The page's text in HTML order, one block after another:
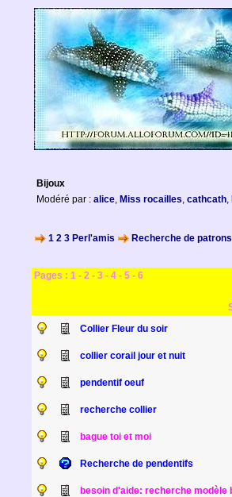
Bijoux
Modéré par : alice, Miss rocailles, cathcath,
1 2 3 Perl'amis Recherche de
Pages : 1- 2- 3- 4- 5- 6
Collier Fleur du soir
collier corail jour et nuit
pendentif oeuf
recherche collier
bague toi et moi
Recherche de pendentifs
besoin d'aide: recherche modèle